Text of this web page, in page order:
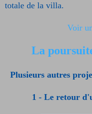
totale de la villa.
Voir
La
Plusieurs autres
1 - Le retour